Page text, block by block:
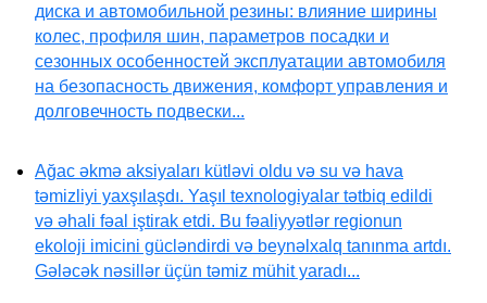
диска и автомобильной резины: влияние ширины
колес, профиля шин, параметров посадки и
сезонных особенностей эксплуатации автомобиля
на безопасность движения, комфорт управления и
долговечность подвески...
Ağac əkmə aksiyaları kütləvi oldu və su və hava
təmizliyi yaxşılaşdı. Yaşıl texnologiyalar tətbiq edildi
və əhali fəal iştirak etdi. Bu fəaliyyətlər regionun
ekoloji imicini gücləndirdi və beynəlxalq tanınma artdı.
Gələcək nəsillər üçün təmiz mühit yaradı...